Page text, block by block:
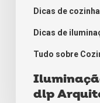
Dicas de
Dicas de
Tudo sobre
dlp